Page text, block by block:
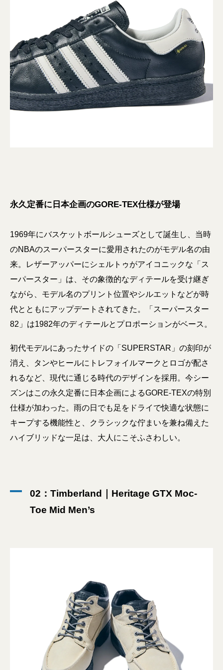
永久定番に日本企画のGORE-TEX仕様が登場
1969年にバスケットボールシューズとして誕生し、当時
のNBAのスーパースターに愛用されたのがモデル名の由
来。レザーアッパーにシェルトゥがアイコニックな「ス
ーパースター」は、その象徴的なディテールを受け継ぎ
ながら、モデル名のプリント位置やシルエットなどが時
代とともにアップデートされてきた。「スーパースター
82」は1982年のディテールとプロポーションがベース。
初代モデルにあったサイドの「SUPERSTAR」の刻印が
消え、タンやヒールにトレフォイルマークとロゴが配さ
れるなど、現代に通じる時代のデザインを採用。今シー
ズンはこの永久定番に日本企画によるGORE-TEXの特別
仕様が加わった。雨の日でも足をドライで快適な状態に
キープする機能性と、クラシックな佇まいを兼ね備えた
ハイブリッドな一足は、大人にこそふさわしい。
02：Timberland｜Heritage GTX Moc-
Toe Mid Men’s